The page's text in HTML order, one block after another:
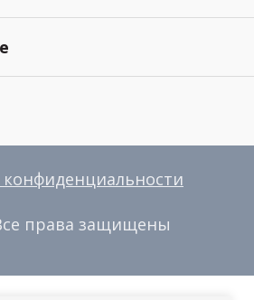
права защищены